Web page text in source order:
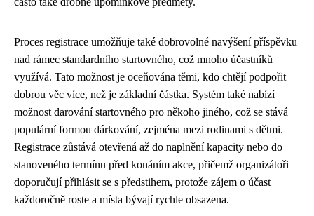
Proces registrace umožňuje také dobrovolné navýšení příspěvku
nad rámec standardního startovného, což mnoho účastníků
využívá. Tato možnost je oceňována těmi, kdo chtějí podpořit
dobrou věc více, než je základní částka. Systém také nabízí
možnost darování startovného pro někoho jiného, což se stává
populární formou dárkování, zejména mezi rodinami s dětmi.
Registrace zůstává otevřená až do naplnění kapacity nebo do
stanoveného termínu před konáním akce, přičemž organizátoři
doporučují přihlásit se s předstihem, protože zájem o účast
každoročně roste a místa bývají rychle obsazena.